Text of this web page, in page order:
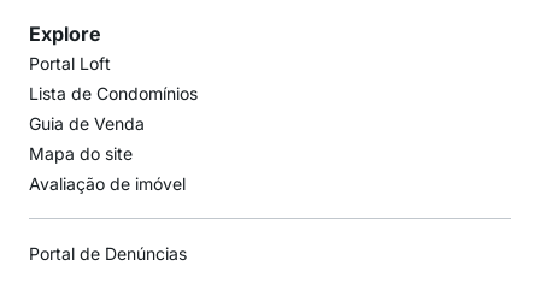
Explore
Portal Loft
Lista de Condomínios
Guia de Venda
Mapa do site
Avaliação de imóvel
Portal de Denúncias